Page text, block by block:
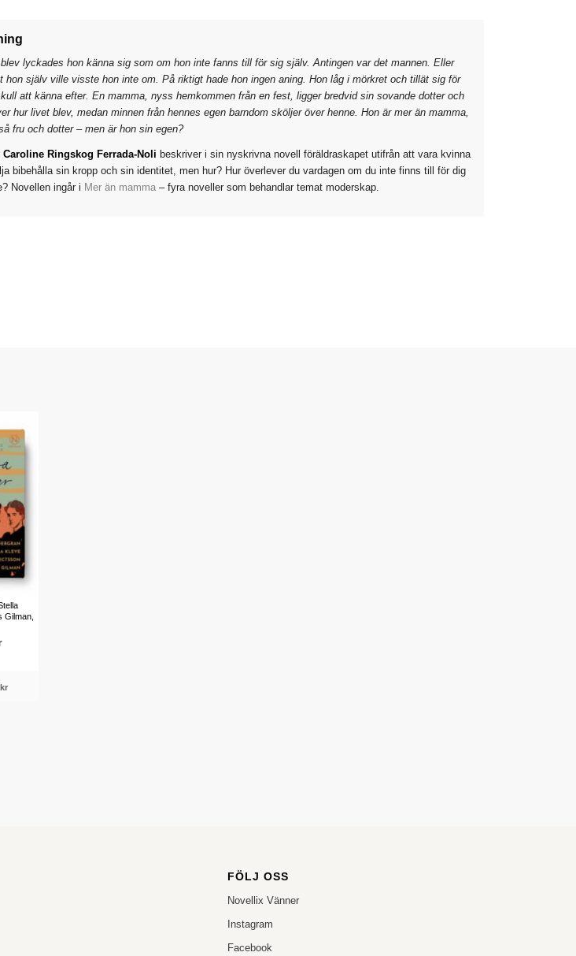
lyckades hon känna sig som om hon inte fanns till för sig själv. Antingen var det mannen. Eller
hon själv ville visste hon inte om. På riktigt hade hon ingen aning. Hon låg i mörkret och tillät sig för
att känna efter. En mamma, nyss hemkommen från en fest, ligger bredvid sin sovande dotter och
hur livet blev, medan minnen från hennes egen barndom sköljer över henne. Hon är mer än mamma,
fru och dotter – men är hon sin egen?
Caroline Ringskog Ferrada-Noli beskriver i sin nyskrivna novell föräldraskapet utifrån att vara kvinna
bibehålla sin kropp och sin identitet, men hur? Hur överlever du vardagen om du inte finns till för dig
Novellen ingår i Mer än mamma – fyra noveller som behandlar temat moderskap.
Gilman,
FÖLJ OSS
Novellix Vänner
Instagram
Facebook